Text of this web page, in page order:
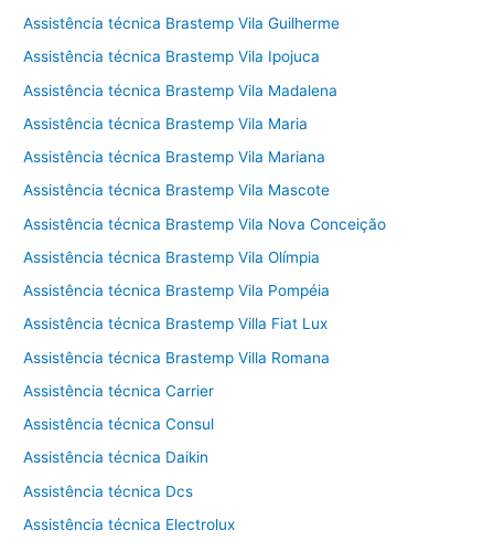
Assistência técnica Brastemp Vila Guilherme
Assistência técnica Brastemp Vila Ipojuca
Assistência técnica Brastemp Vila Madalena
Assistência técnica Brastemp Vila Maria
Assistência técnica Brastemp Vila Mariana
Assistência técnica Brastemp Vila Mascote
Assistência técnica Brastemp Vila Nova Conceição
Assistência técnica Brastemp Vila Olímpia
Assistência técnica Brastemp Vila Pompéia
Assistência técnica Brastemp Villa Fiat Lux
Assistência técnica Brastemp Villa Romana
Assistência técnica Carrier
Assistência técnica Consul
Assistência técnica Daikin
Assistência técnica Dcs
Assistência técnica Electrolux